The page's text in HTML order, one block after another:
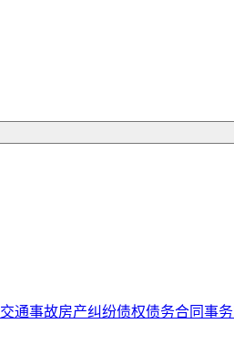
交通事故房产纠纷债权债务合同事务